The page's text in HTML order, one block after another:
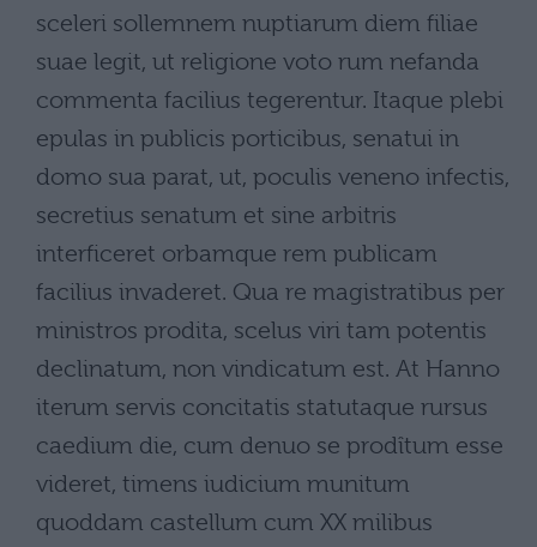
sceleri sollemnem nuptiarum diem filiae
suae legit, ut religione voto rum nefanda
commenta facilius tegerentur. Itaque plebi
epulas in publicis porticibus, senatui in
domo sua parat, ut, poculis veneno infectis,
secretius senatum et sine arbitris
interficeret orbamque rem publicam
facilius invaderet. Qua re magistratibus per
ministros prodita, scelus viri tam potentis
declinatum, non vindicatum est. At Hanno
iterum servis concitatis statutaque rursus
caedium die, cum denuo se prodîtum esse
videret, timens iudicium munitum
quoddam castellum cum XX milibus